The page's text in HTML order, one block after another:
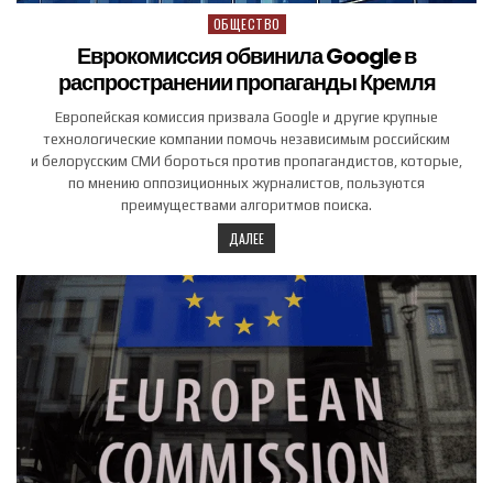
Posted in
ОБЩЕСТВО
Еврокомиссия обвинила Google в
распространении пропаганды Кремля
Европейская комиссия призвала Google и другие крупные
технологические компании помочь независимым российским
и белорусским СМИ бороться против пропагандистов, которые,
по мнению оппозиционных журналистов, пользуются
преимуществами алгоритмов поиска.
ДАЛЕЕ